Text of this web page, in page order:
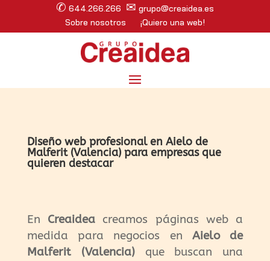
✆ 644.266.266 ✉ grupo@creaidea.es
Sobre nosotros
¡Quiero una web!
Diseño web profesional en Aielo de
Malferit (Valencia) para empresas que
quieren destacar
En Creaidea creamos páginas web a
medida para negocios en Aielo de
Malferit (Valencia)que buscan una